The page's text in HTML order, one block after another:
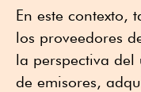
En este contexto,
los proveedores
la perspectiva
de emisores,